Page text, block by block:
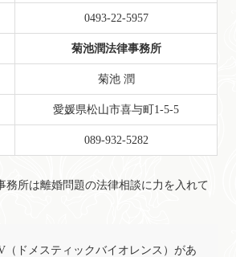
0493-22-5957
菊池潤法律事務所
菊池 潤
愛媛県松山市喜与町1-5-5
089-932-5282
所は離婚問題の法律相談に力を入れて
（ドメスティックバイオレンス）があ